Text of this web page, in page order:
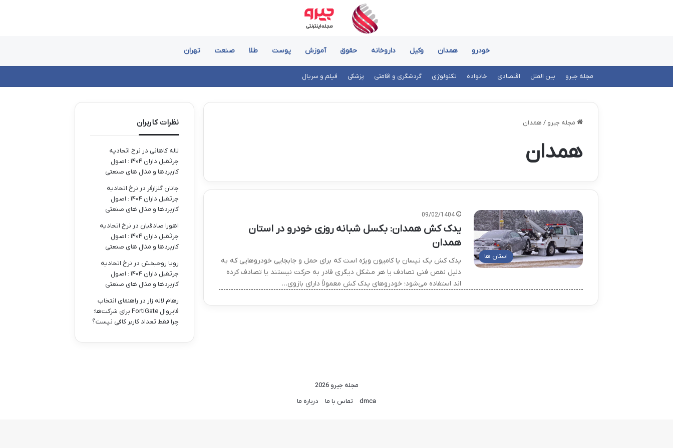
خودرو همدان وکیل داروخانه حقوق آموزش پوست طلا صنعت تهران
مجله جیرو بین الملل اقتصادی خانواده تکنولوژی گردشگری و اقامتی پزشکی فیلم و سریال
مجله جیرو / همدان
همدان
استان ها
09/02/1404
یدک کش همدان: بکسل شبانه روزی خودرو در استان
همدان
یدک کش یک نیسان یا کامیون ویژه است که برای حمل و جابجایی خودروهایی که به
دلیل نقص فنی تصادف یا هر مشکل دیگری قادر به حرکت نیستند یا تصادف کرده
اند استفاده می‌شود؛ خودروهای یدک کش معمولاً دارای بازوی…
نظرات کاربران
لاله کاهانی در نرخ اتحادیه
جرثقیل داران ۱۴۰۴ : اصول
کاربردها و مثال های صنعتی
جانان گلزارفر در نرخ اتحادیه
جرثقیل داران ۱۴۰۴ : اصول
کاربردها و مثال های صنعتی
اهورا صادقیان در نرخ اتحادیه
جرثقیل داران ۱۴۰۴ : اصول
کاربردها و مثال های صنعتی
رویا روحبخش در نرخ اتحادیه
جرثقیل داران ۱۴۰۴ : اصول
کاربردها و مثال های صنعتی
رهام لاله زار در راهنمای انتخاب
فایروال FortiGate برای شرکت‌ها؛
چرا فقط تعداد کاربر کافی نیست؟
مجله جیرو 2026
dmca
تماس با ما درباره ما